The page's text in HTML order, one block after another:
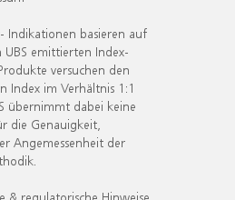
Indikationen basieren auf
emittierten Index-
versuchen den
Index im Verhältnis 1:1
übernimmt dabei keine
die Genauigkeit,
Angemessenheit der